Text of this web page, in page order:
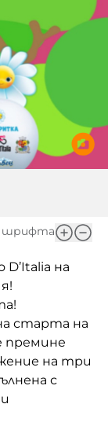
шрифта
на
старта на
премине
на три
с